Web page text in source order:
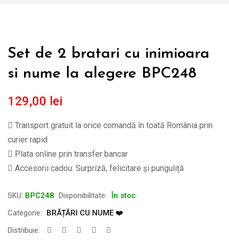
Set de 2 bratari cu inimioara
si nume la alegere BPC248
129,00 lei
Transport gratuit la orice comandă în toată România prin
curier rapid
Plata online prin transfer bancar
Accesorii cadou: Surpriză, felicitare și punguliță
SKU: BPC248 Disponibilitate: În stoc
Categorie:
BRĂȚĂRI CU NUME ❤️
Distribuie: